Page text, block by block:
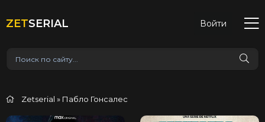
ZETSERIAL Войти
Zetserial » Пабло Гонсалес